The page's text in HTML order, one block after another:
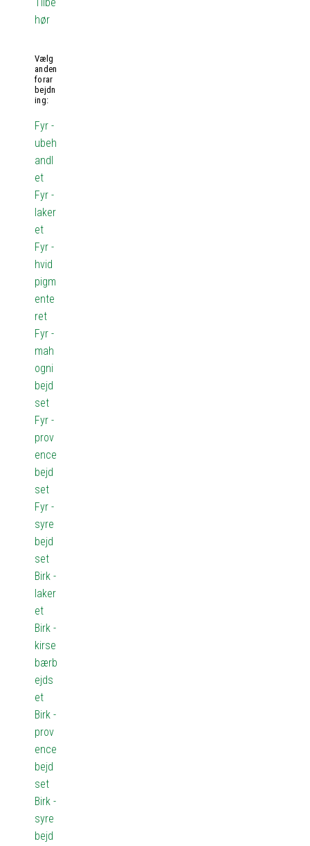
hør
Vælg
anden
forar
bejdn
ing:
Fyr -
ubeh
andl
et
Fyr -
laker
et
Fyr -
hvid
pigm
ente
ret
Fyr -
mah
ogni
bejd
set
Fyr -
prov
ence
bejd
set
Fyr -
syre
bejd
set
Birk -
laker
et
Birk -
kirse
bærb
ejds
et
Birk -
prov
ence
bejd
set
Birk -
syre
bejd